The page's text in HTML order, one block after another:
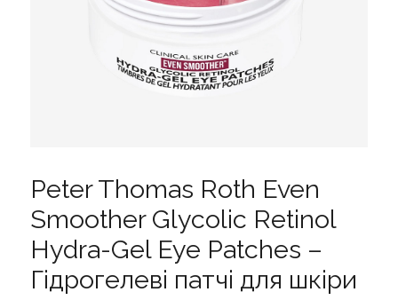
Peter Thomas Roth Even
Smoother Glycolic Retinol
Hydra-Gel Eye Patches –
Гідрогелеві патчі для шкіри